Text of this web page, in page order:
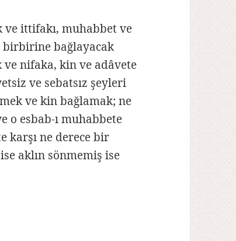
ittifakı, muhabbet ve
bağlayacak
nifaka, kin ve adâvete
ve sebatsız şeyleri
ve kin bağlamak; ne
o esbab-ı muhabbete
karşı ne derece bir
aklın sönmemiş ise